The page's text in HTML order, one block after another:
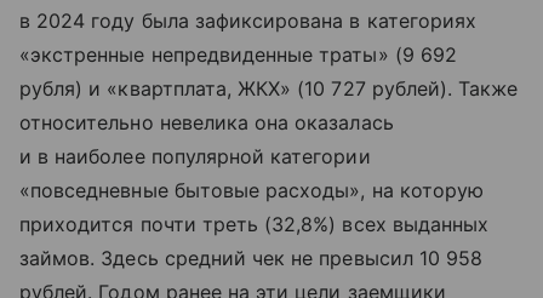
в 2024 году была зафиксирована в категориях
«экстренные непредвиденные траты» (9 692
рубля) и «квартплата, ЖКХ» (10 727 рублей). Также
относительно невелика она оказалась
и в наиболее популярной категории
«повседневные бытовые расходы», на которую
приходится почти треть (32,8%) всех выданных
займов. Здесь средний чек не превысил 10 958
рублей. Годом ранее на эти цели заемщики